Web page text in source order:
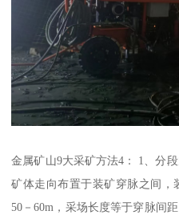
金属矿山9大采矿方法4： 1、分
矿体走向布置于装矿穿脉之间，
50－60m，采场长度等于穿脉间